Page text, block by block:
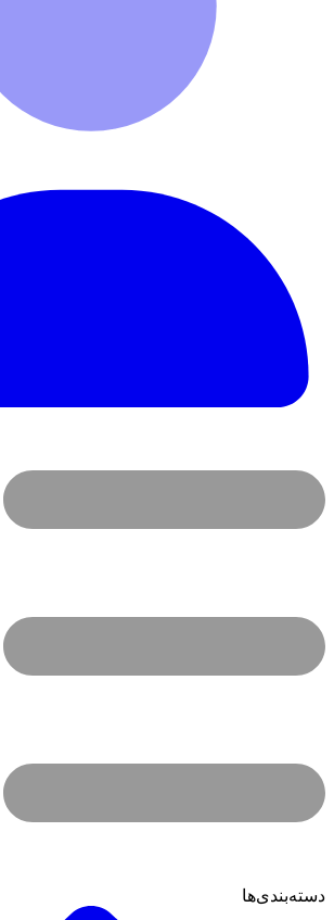
دسته‌بندی‌ها